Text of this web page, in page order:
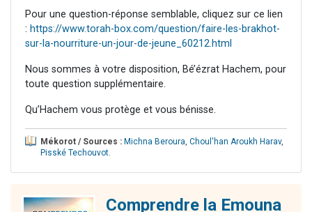
Pour une question-réponse semblable, cliquez sur ce lien
: https://www.torah-box.com/question/faire-les-brakhot-
sur-la-nourriture-un-jour-de-jeune_60212.html
Nous sommes à votre disposition, Bé’ézrat Hachem, pour
toute question supplémentaire.
Qu’Hachem vous protège et vous bénisse.
Mékorot / Sources : Michna Beroura, Choul'han Aroukh Harav,
Pisské Techouvot.
Comprendre la Emouna